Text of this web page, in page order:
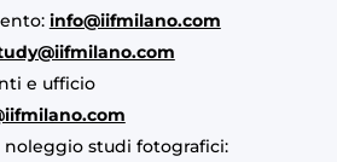
info@iifmilano.com
e ufficio
noleggio studi fotografici: